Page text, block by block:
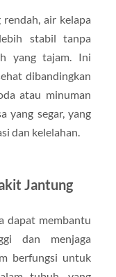
air kelapa
stabil tanpa
yang tajam. Ini
dibandingkan
atau minuman
yang segar, yang
dan kelelahan.
Jantung
dapat membantu
dan menjaga
berfungsi untuk